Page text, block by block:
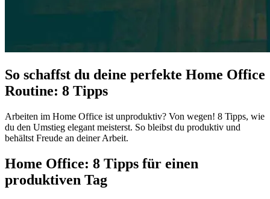
So schaffst du deine perfekte Home Office
Routine: 8 Tipps
Arbeiten im Home Office ist unproduktiv? Von wegen! 8 Tipps, wie
du den Umstieg elegant meisterst. So bleibst du produktiv und
behältst Freude an deiner Arbeit.
Home Office: 8 Tipps für einen
produktiven Tag